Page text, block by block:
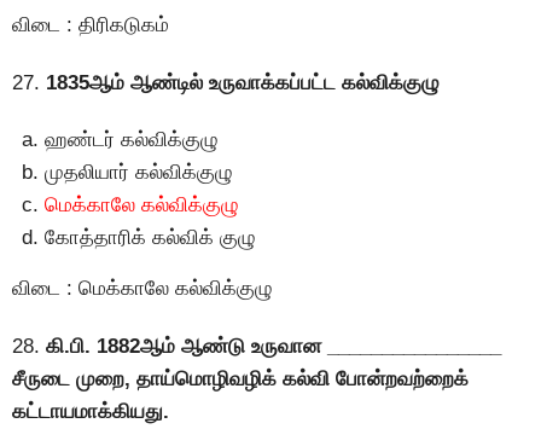
விடை : திரிகடுகம்
27. 1835ஆம் ஆண்டில் உருவாக்கப்பட்ட கல்விக்குழு
ஹண்டர் கல்விக்குழு
முதலியார் கல்விக்குழு
மெக்காலே கல்விக்குழு
கோத்தாரிக் கல்விக் குழு
விடை : மெக்காலே கல்விக்குழு
28. கி.பி. 1882ஆம் ஆண்டு உருவான ________________
சீருடை முறை, தாய்மொழிவழிக் கல்வி போன்றவற்றைக்
கட்டாயமாக்கியது.